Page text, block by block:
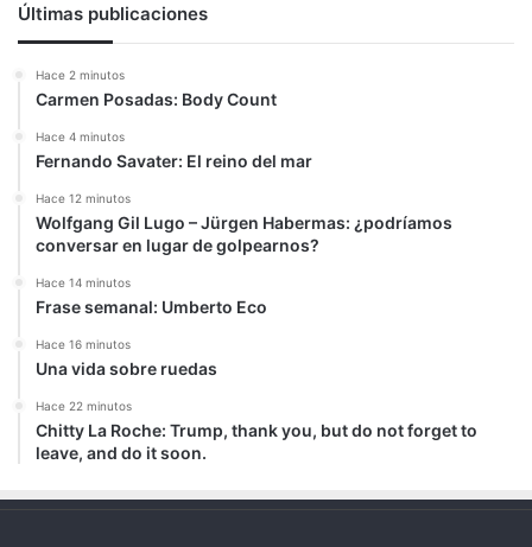
Últimas publicaciones
Hace 2 minutos
Carmen Posadas: Body Count
Hace 4 minutos
Fernando Savater: El reino del mar
Hace 12 minutos
Wolfgang Gil Lugo – Jürgen Habermas: ¿podríamos
conversar en lugar de golpearnos?
Hace 14 minutos
Frase semanal: Umberto Eco
Hace 16 minutos
Una vida sobre ruedas
Hace 22 minutos
Chitty La Roche: Trump, thank you, but do not forget to
leave, and do it soon.